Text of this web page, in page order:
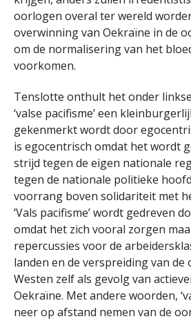
oorlogen overal ter wereld
overwinning van Oekraïne in de
om de normalisering van het
voorkomen.
Tenslotte onthult het onder
‘valse pacifisme’ een
gekenmerkt wordt door
is egocentrisch omdat het wordt
strijd tegen de eigen nationale
tegen de nationale politieke
voorrang boven solidariteit met
‘Vals pacifisme’ wordt gedreven
omdat het zich vooral zorgen
repercussies voor de
landen en de verspreiding van
Westen zelf als gevolg van
Oekraïne. Met andere woorden,
neer op afstand nemen van de